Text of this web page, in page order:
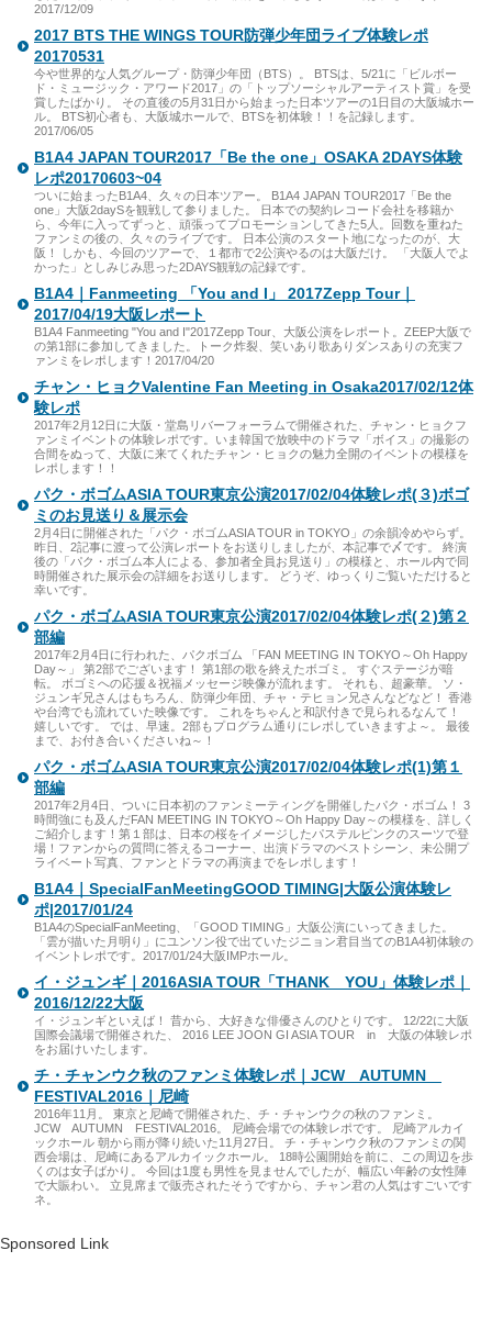
2017/12/09
2017 BTS THE WINGS TOUR防弾少年団ライブ体験レポ
20170531
今や世界的な人気グループ・防弾少年団（BTS）。 BTSは、5/21に「ビルボー
ド・ミュージック・アワード2017」の「トップソーシャルアーティスト賞」を受
賞したばかり。 その直後の5月31日から始まった日本ツアーの1日目の大阪城ホー
ル。 BTS初心者も、大阪城ホールで、BTSを初体験！！を記録します。
2017/06/05
B1A4 JAPAN TOUR2017「Be the one」OSAKA 2DAYS体験
レポ20170603~04
ついに始まったB1A4、久々の日本ツアー。 B1A4 JAPAN TOUR2017「Be the
one」大阪2daySを観戦して参りました。 日本での契約レコード会社を移籍か
ら、今年に入ってずっと、頑張ってプロモーションしてきた5人。回数を重ねた
ファンミの後の、久々のライブです。 日本公演のスタート地になったのが、大
阪！ しかも、今回のツアーで、１都市で2公演やるのは大阪だけ。 「大阪人でよ
かった」としみじみ思った2DAYS観戦の記録です。
B1A4｜Fanmeeting 「You and I」 2017Zepp Tour｜
2017/04/19大阪レポート
B1A4 Fanmeeting "You and I"2017Zepp Tour、大阪公演をレポート。ZEEP大阪で
の第1部に参加してきました。トーク炸裂、笑いあり歌ありダンスありの充実フ
ァンミをレポします！2017/04/20
チャン・ヒョクValentine Fan Meeting in Osaka2017/02/12体
験レポ
2017年2月12日に大阪・堂島リバーフォーラムで開催された、チャン・ヒョクフ
ァンミイベントの体験レポです。いま韓国で放映中のドラマ「ボイス」の撮影の
合間をぬって、大阪に来てくれたチャン・ヒョクの魅力全開のイベントの模様を
レポします！！
パク・ボゴムASIA TOUR東京公演2017/02/04体験レポ(３)ボゴ
ミのお見送り＆展示会
2月4日に開催された「パク・ボゴムASIA TOUR in TOKYO」の余韻冷めやらず。
昨日、2記事に渡って公演レポートをお送りしましたが、本記事で〆です。 終演
後の「パク・ボゴム本人による、参加者全員お見送り」の模様と、ホール内で同
時開催された展示会の詳細をお送りします。 どうぞ、ゆっくりご覧いただけると
幸いです。
パク・ボゴムASIA TOUR東京公演2017/02/04体験レポ(２)第２
部編
2017年2月4日に行われた、パクボゴム 「FAN MEETING IN TOKYO～Oh Happy
Day～」 第2部でございます！ 第1部の歌を終えたボゴミ。 すぐステージが暗
転。 ボゴミへの応援＆祝福メッセージ映像が流れます。 それも、超豪華。 ソ・
ジュンギ兄さんはもちろん、防弾少年団、チャ・テヒョン兄さんなどなど！ 香港
や台湾でも流れていた映像です。 これをちゃんと和訳付きで見られるなんて！
嬉しいです。 では、早速。2部もプログラム通りにレポしていきますよ～。 最後
まで、お付き合いくださいね～！
パク・ボゴムASIA TOUR東京公演2017/02/04体験レポ(1)第１
部編
2017年2月4日、ついに日本初のファンミーティングを開催したパク・ボゴム！ 3
時間強にも及んだFAN MEETING IN TOKYO～Oh Happy Day～の模様を、詳しく
ご紹介します！第１部は、日本の桜をイメージしたパステルピンクのスーツで登
場！ファンからの質問に答えるコーナー、出演ドラマのベストシーン、未公開プ
ライベート写真、ファンとドラマの再演までをレポします！
B1A4｜SpecialFanMeetingGOOD TIMING|大阪公演体験レ
ポ|2017/01/24
B1A4のSpecialFanMeeting、「GOOD TIMING」大阪公演にいってきました。
「雲が描いた月明り」にユンソン役で出ていたジニョン君目当てのB1A4初体験の
イベントレポです。2017/01/24大阪IMPホール。
イ・ジュンギ｜2016ASIA TOUR「THANK YOU」体験レポ｜
2016/12/22大阪
イ・ジュンギといえば！ 昔から、大好きな俳優さんのひとりです。 12/22に大阪
国際会議場で開催された、 2016 LEE JOON GI ASIA TOUR in 大阪の体験レポ
をお届けいたします。
チ・チャンウク秋のファンミ体験レポ｜JCW AUTUMN
FESTIVAL2016｜尼崎
2016年11月。 東京と尼崎で開催された、チ・チャンウクの秋のファンミ。
JCW AUTUMN FESTIVAL2016。 尼崎会場での体験レポです。 尼崎アルカイ
ックホール 朝から雨が降り続いた11月27日。 チ・チャンウク秋のファンミの関
西会場は、尼崎にあるアルカイックホール。 18時公園開始を前に、この周辺を歩
くのは女子ばかり。 今回は1度も男性を見ませんでしたが、幅広い年齢の女性陣
で大賑わい。 立見席まで販売されたそうですから、チャン君の人気はすごいです
ネ。
Sponsored Link